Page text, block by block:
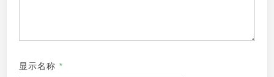
显示名称 *